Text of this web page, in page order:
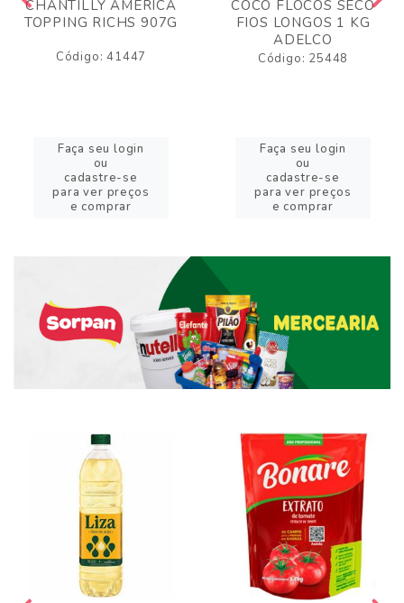
CHANTILLY AMERICA
TOPPING RICHS 907G
Código: 41447
Faça seu login
ou
cadastre-se
para ver preços
e comprar
COCO FLOCOS SECO
FIOS LONGOS 1 KG
ADELCO
Código: 25448
Faça seu login
ou
cadastre-se
para ver preços
e comprar